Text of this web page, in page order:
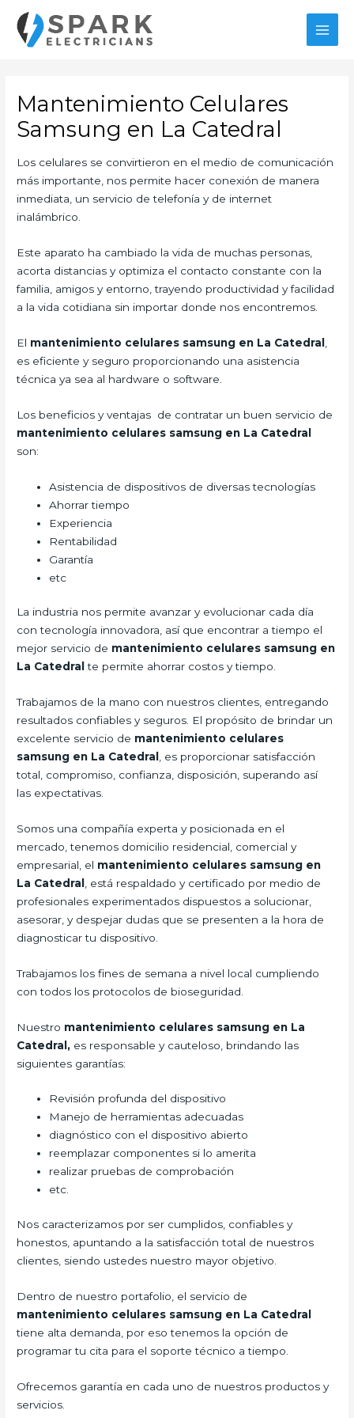
contenido
Mantenimiento Celulares
Samsung en La Catedral
Los celulares se convirtieron en el medio de comunicación
más importante, nos permite hacer conexión de manera
inmediata, un servicio de telefonía y de internet
inalámbrico.
Este aparato ha cambiado la vida de muchas personas,
acorta distancias y optimiza el contacto constante con la
familia, amigos y entorno, trayendo productividad y facilidad
a la vida cotidiana sin importar donde nos encontremos.
El mantenimiento celulares samsung en La Catedral
es eficiente y seguro proporcionando una asistencia
técnica ya sea al hardware o software.
Los beneficios y ventajas de contratar un buen servicio de
mantenimiento celulares samsung en La Catedral
son:
Asistencia de dispositivos de diversas tecnologías
Ahorrar tiempo
Experiencia
Rentabilidad
Garantía
etc
La industria nos permite avanzar y evolucionar cada día
con tecnología innovadora, así que encontrar a tiempo el
mejor servicio de mantenimiento celulares samsung en
La Catedral te permite ahorrar costos y tiempo.
Trabajamos de la mano con nuestros clientes, entregando
resultados confiables y seguros. El propósito de brindar un
excelente servicio de mantenimiento celulares
samsung en La Catedral
, es proporcionar satisfacción
total, compromiso, confianza, disposición, superando así
las expectativas.
Somos una compañía experta y posicionada en el
mercado, tenemos domicilio residencial, comercial y
empresarial, el mantenimiento celulares samsung en
La Catedral
, está respaldado y certificado por medio de
profesionales experimentados dispuestos a solucionar,
asesorar, y despejar dudas que se presenten a la hora de
diagnosticar tu dispositivo.
Trabajamos los fines de semana a nivel local cumpliendo
con todos los protocolos de bioseguridad.
Nuestro mantenimiento celulares samsung en La
Catedral, es responsable y cauteloso, brindando las
siguientes garantías:
Revisión profunda del dispositivo
Manejo de herramientas adecuadas
diagnóstico con el dispositivo abierto
reemplazar componentes si lo amerita
realizar pruebas de comprobación
etc.
Nos caracterizamos por ser cumplidos, confiables y
honestos, apuntando a la satisfacción total de nuestros
clientes, siendo ustedes nuestro mayor objetivo.
Dentro de nuestro portafolio, el servicio de
mantenimiento celulares samsung en La Catedral
tiene alta demanda, por eso tenemos la opción de
programar tu cita para el soporte técnico a tiempo.
Ofrecemos garantía en cada uno de nuestros productos y
servicios.